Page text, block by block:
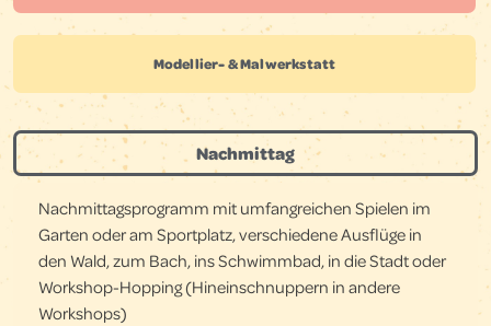
Modellier- & Malwerkstatt
Nachmittag
Nachmittagsprogramm mit umfangreichen Spielen im
Garten oder am Sportplatz, verschiedene Ausflüge in
den Wald, zum Bach, ins Schwimmbad, in die Stadt oder
Workshop-Hopping (Hineinschnuppern in andere
Workshops)